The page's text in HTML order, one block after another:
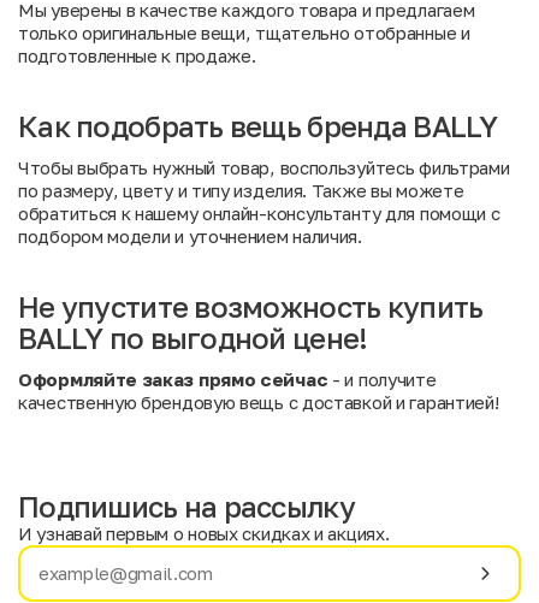
Мы уверены в качестве каждого товара и предлагаем
только оригинальные вещи, тщательно отобранные и
подготовленные к продаже.
Как подобрать вещь бренда BALLY
Чтобы выбрать нужный товар, воспользуйтесь фильтрами
по размеру, цвету и типу изделия. Также вы можете
обратиться к нашему онлайн-консультанту для помощи с
подбором модели и уточнением наличия.
Не упустите возможность купить
BALLY по выгодной цене!
Оформляйте заказ прямо сейчас - и получите
качественную брендовую вещь с доставкой и гарантией!
Имя
Подпишись на рассылку
И узнавай первым о новых скидках и акциях.